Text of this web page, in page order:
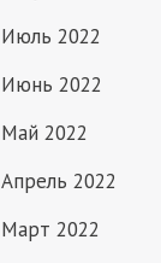
Июль 2022
Июнь 2022
Май 2022
Апрель 2022
Март 2022